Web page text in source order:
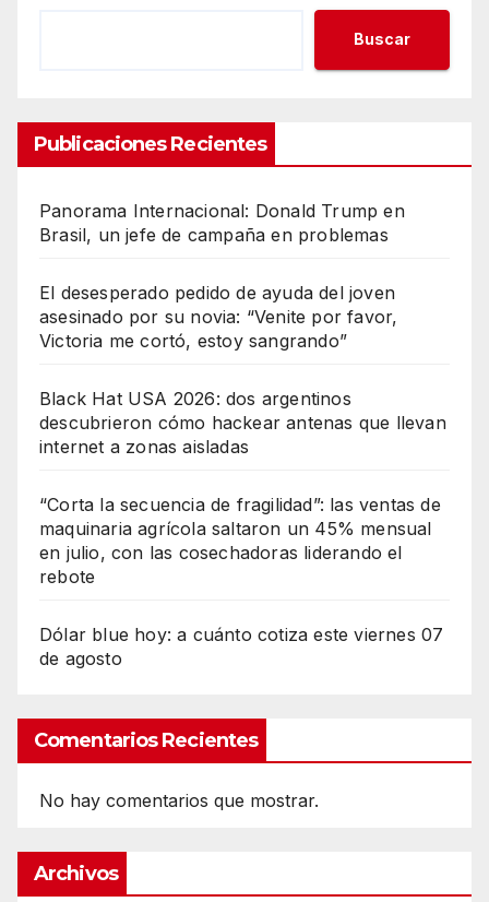
Buscar
Publicaciones Recientes
Panorama Internacional: Donald Trump en
Brasil, un jefe de campaña en problemas
El desesperado pedido de ayuda del joven
asesinado por su novia: “Venite por favor,
Victoria me cortó, estoy sangrando”
Black Hat USA 2026: dos argentinos
descubrieron cómo hackear antenas que llevan
internet a zonas aisladas
“Corta la secuencia de fragilidad”: las ventas de
maquinaria agrícola saltaron un 45% mensual
en julio, con las cosechadoras liderando el
rebote
Dólar blue hoy: a cuánto cotiza este viernes 07
de agosto
Comentarios Recientes
No hay comentarios que mostrar.
Archivos